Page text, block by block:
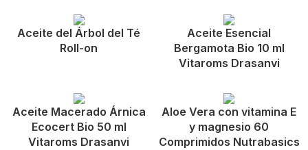
Aceite del Árbol del Té
Roll-on
Aceite Esencial
Bergamota Bio 10 ml
Vitaroms Drasanvi
Aceite Macerado Árnica
Ecocert Bio 50 ml
Vitaroms Drasanvi
Aloe Vera con vitamina E
y magnesio 60
Comprimidos Nutrabasics